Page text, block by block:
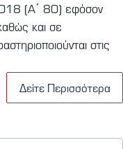
(Α΄ 80) εφόσον
και σε
στις
Δείτε Περισσότερα